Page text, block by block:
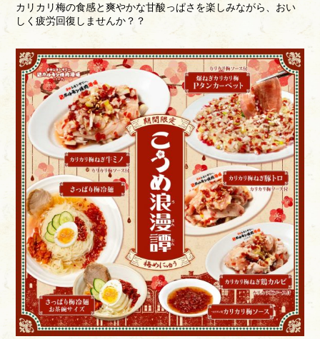
カリカリ梅の食感と爽やかな甘酸っぱさを楽しみながら、おい
しく疲労回復しませんか？？